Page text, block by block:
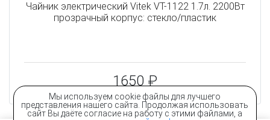
Мы используем cookie файлы для лучшего
представления нашего сайта. Продолжая использовать
сайт Вы даёте согласие на работу с этими файлами, а
Чайник электрический Vitek VT-1122 1.7л. 2200Вт
прозрачный корпус: стекло/пластик
1650 ₽